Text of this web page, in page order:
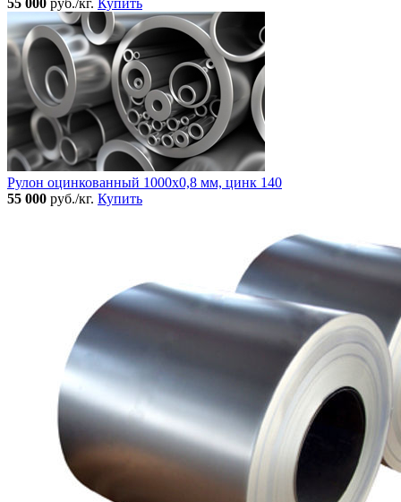
55 000 руб./кг. Купить
Рулон оцинкованный 1000х0,8 мм, цинк 140
55 000 руб./кг. Купить